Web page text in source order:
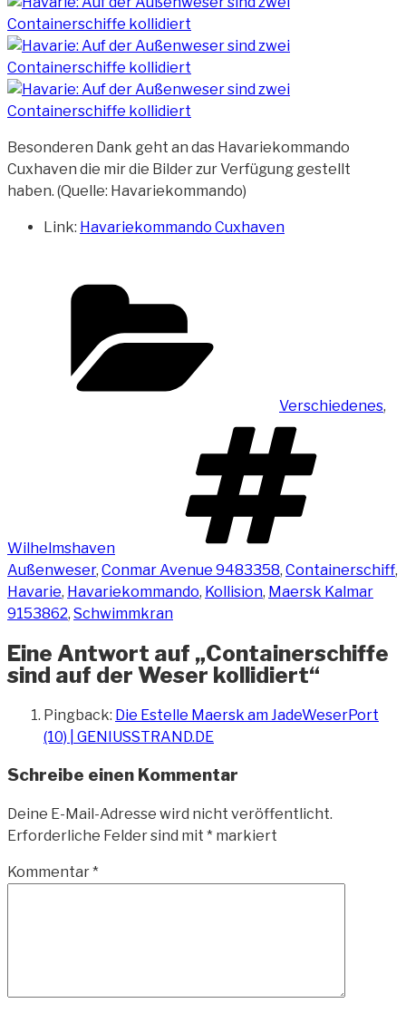
Besonderen Dank geht an das Havariekommando
Cuxhaven die mir die Bilder zur Verfügung gestellt
haben. (Quelle: Havariekommando)
Link: Havariekommando Cuxhaven
Verschiedenes,
Wilhelmshaven
Außenweser, Conmar Avenue 9483358, Containerschiff,
Havarie, Havariekommando, Kollision, Maersk Kalmar
9153862, Schwimmkran
Eine Antwort auf „Containerschiffe
sind auf der Weser kollidiert“
Pingback: Die Estelle Maersk am JadeWeserPort
(10) | GENIUSSTRAND.DE
Schreibe einen Kommentar
Deine E-Mail-Adresse wird nicht veröffentlicht.
Erforderliche Felder sind mit * markiert
Kommentar*